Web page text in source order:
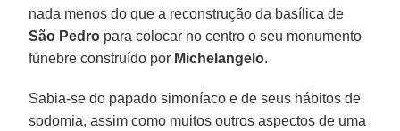
nada menos do que a reconstrução da basílica de
São Pedro para colocar no centro o seu monumento
fúnebre construído por Michelangelo.
Sabia-se do papado simoníaco e de seus hábitos de
sodomia, assim como muitos outros aspectos de uma